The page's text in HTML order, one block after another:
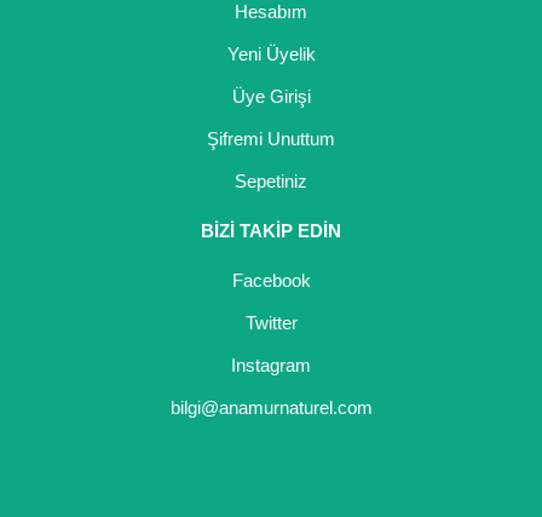
Hesabım
Yeni Üyelik
Üye Girişi
Şifremi Unuttum
Sepetiniz
BİZİ TAKİP EDİN
Facebook
Twitter
Instagram
bilgi@anamurnaturel.com